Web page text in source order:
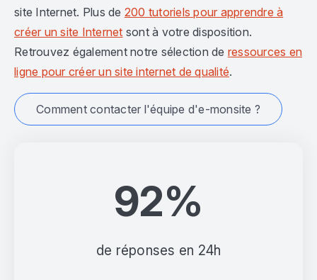
92%
de réponses en 24h
site Internet. Plus de 200 tutoriels pour apprendre à
créer un site Internet sont à votre disposition.
Retrouvez également notre sélection de ressources en
ligne pour créer un site internet de qualité.
Comment contacter l'équipe d'e-monsite ?